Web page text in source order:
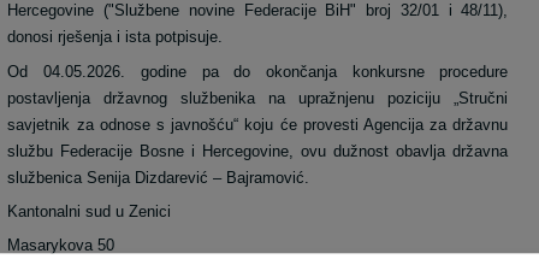
Hercegovine ("Službene novine Federacije BiH" broj 32/01 i 48/11),
donosi rješenja i ista potpisuje.
Od 04.05.2026. godine pa do okončanja konkursne procedure
postavljenja državnog službenika na upražnjenu poziciju „Stručni
savjetnik za odnose s javnošću“ koju će provesti Agencija za državnu
službu Federacije Bosne i Hercegovine, ovu dužnost obavlja državna
službenica Senija Dizdarević – Bajramović.
Kantonalni sud u Zenici
Masarykova 50